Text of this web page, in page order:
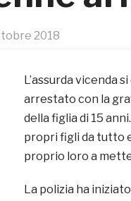
2018
L’assurda vicenda
arrestato con la
della figlia di 15
propri figli da tutto
proprio loro a
La polizia ha